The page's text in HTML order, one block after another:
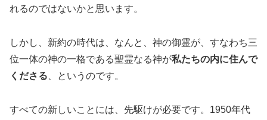
れるのではないかと思います。
しかし、新約の時代は、なんと、神の御霊が、すなわち三
位一体の神の一格である聖霊なる神が私たちの内に住んで
くださる 、というのです。
すべての新しいことには、先駆けが必要です。1950年代